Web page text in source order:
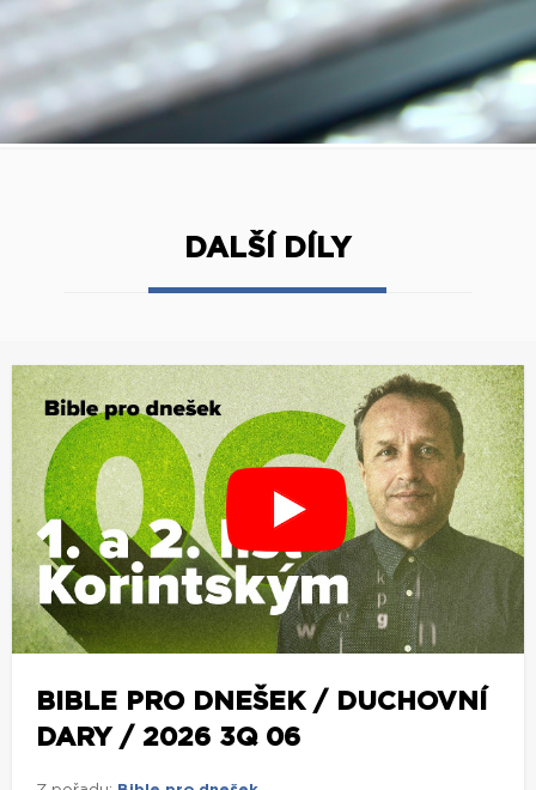
DALŠÍ DÍLY
BIBLE PRO DNEŠEK / DUCHOVNÍ
DARY / 2026 3Q 06